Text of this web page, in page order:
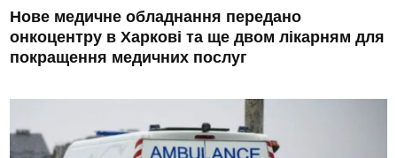
Нове медичне обладнання передано
онкоцентру в Харкові та ще двом лікарням для
покращення медичних послуг